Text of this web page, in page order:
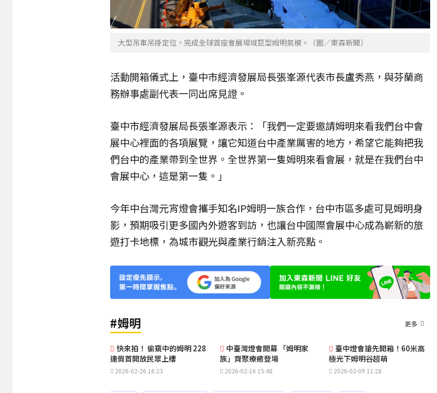
大型吊車吊掛定位，完成全球首座會展場域巨型姆明氣模。（圖／東森新聞）
活動開箱儀式上，臺中市經濟發展局長張峯源代表市長盧秀燕，與芬蘭商
務辦事處副代表一同出席見證。
臺中市經濟發展局長張峯源表示：「我們一定要邀請姆明來看我們台中會
展中心裡面的各項展覽，讓它知道台中產業厲害的地方，希望它能夠把我
們台中的產業帶到全世界。全世界第一隻姆明來看會展，就是在我們台中
會展中心，這是第一隻。」
今年中台灣元宵燈會攜手知名IP姆明一族合作，台中市區多處可見姆明身
影，預期吸引更多國內外遊客到訪，也讓台中國際會展中心成為嶄新的旅
遊打卡地標，為城市觀光與產業行銷注入新亮點。
#姆明 更多
快來拍！ 偷窺中的姆明 228
連假首開放民眾上樓
2026-02-26 16:23
中臺灣燈會開幕 「姆明家
族」齊聚療癒登場
2026-02-16 15:48
臺中燈會搶先開箱！60米高
極光下姆明谷超萌
2026-02-09 11:28